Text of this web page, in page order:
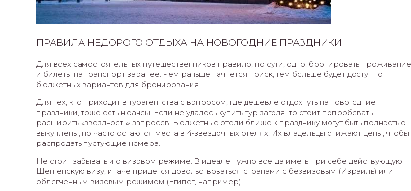
ПРАВИЛА НЕДОРОГО ОТДЫХА НА НОВОГОДНИЕ ПРАЗДНИКИ
Для всех самостоятельных путешественников правило, по сути, одно: бронировать проживание
и билеты на транспорт заранее. Чем раньше начнется поиск, тем больше будет доступно
бюджетных вариантов для бронирования.
Для тех, кто приходит в турагентства с вопросом, где дешевле отдохнуть на новогодние
праздники, тоже есть нюансы. Если не удалось купить тур загодя, то стоит попробовать
расширить «звездность» запросов. Бюджетные отели ближе к празднику могут быть полностью
выкуплены, но часто остаются места в 4-звездочных отелях. Их владельцы снижают цены, чтобы
распродать пустующие номера.
Не стоит забывать и о визовом режиме. В идеале нужно всегда иметь при себе действующую
Шенгенскую визу, иначе придется довольствоваться странами с безвизовым (Израиль) или
облегченным визовым режимом (Египет, например).